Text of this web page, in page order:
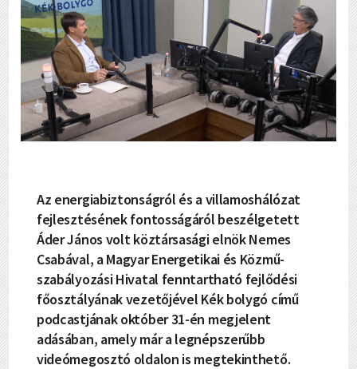
Az energiabiztonságról és a villamoshálózat
fejlesztésének fontosságáról beszélgetett
Áder János volt köztársasági elnök Nemes
Csabával, a Magyar Energetikai és Közmű-
szabályozási Hivatal fenntartható fejlődési
főosztályának vezetőjével Kék bolygó című
podcastjának október 31-én megjelent
adásában, amely már a legnépszerűbb
videómegosztó oldalon is megtekinthető.